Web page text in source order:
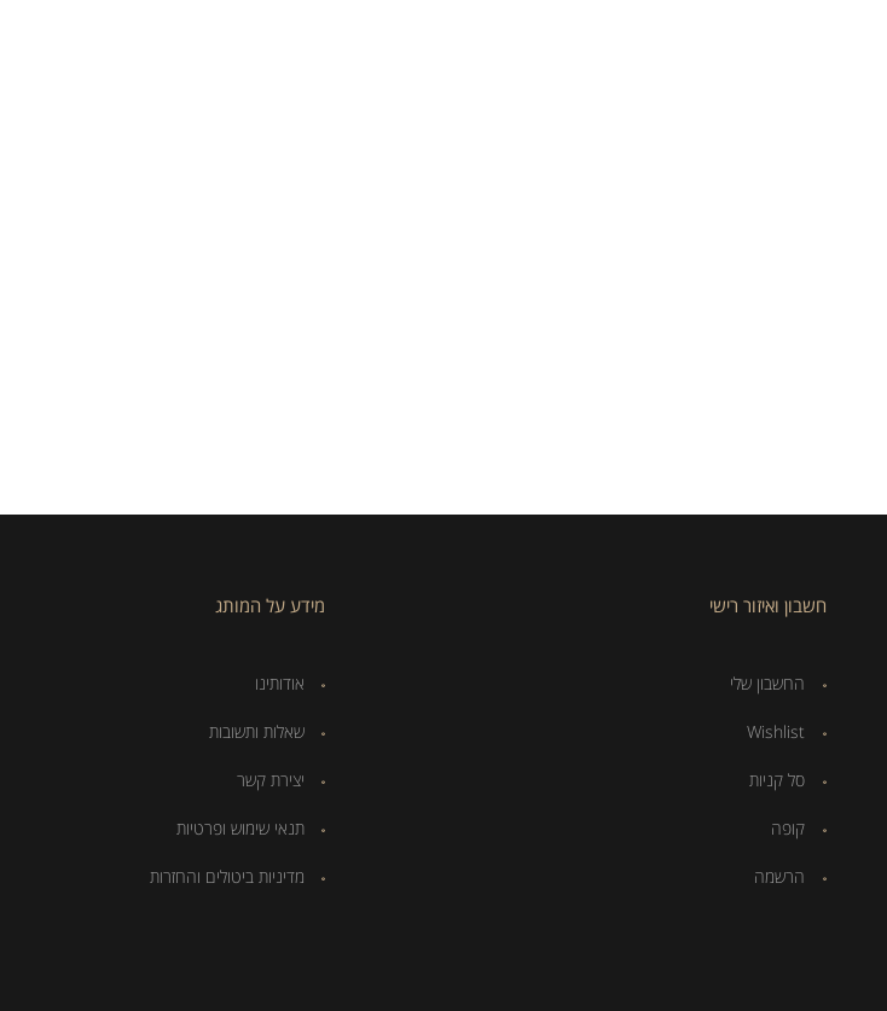
חשבון ואיזור רישי
החשבון שלי
Wishlist
סל קניות
קופה
הרשמה
מידע על המותג
אודותינו
שאלות ותשובות
יצירת קשר
תנאי שימוש ופרטיות
מדיניות ביטולים והחזרות